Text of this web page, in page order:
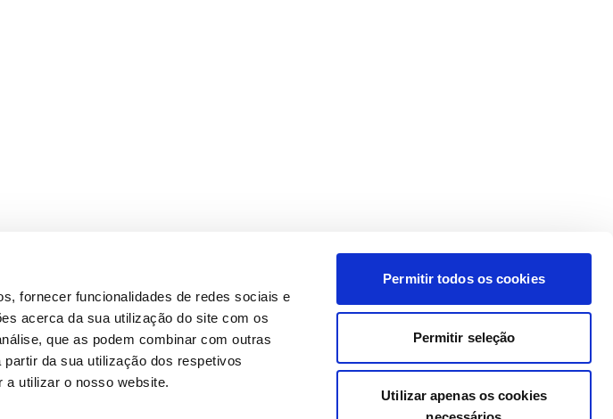
fornecer funcionalidades de redes sociais e
acerca da sua utilização do site com os
que as podem combinar com outras
da sua utilização dos respetivos
utilizar o nosso website.
Permitir todos os cookies
Permitir seleção
Utilizar apenas os cookies